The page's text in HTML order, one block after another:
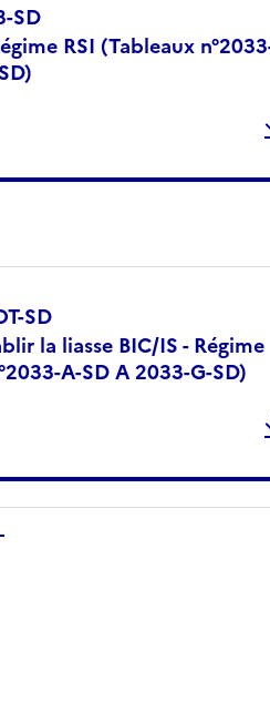
SD
RSI (Tableaux
SD
la liasse BIC/IS - Régime
A-SD A 2033-G-SD)
courriel